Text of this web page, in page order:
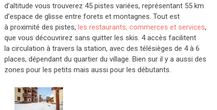
d’altitude vous trouverez 45 pistes variées, représentant 55 km
d’espace de glisse entre forets et montagnes. Tout est
à proximité des pistes, les restaurants, commerces et services,
que vous découvrirez sans quitter les skis. 4 accès facilitent
la circulation à travers la station, avec des télésièges de 4 à 6
places, dépendant du quartier du village. Bien sur il y a aussi des
zones pour les petits mais aussi pour les débutants.